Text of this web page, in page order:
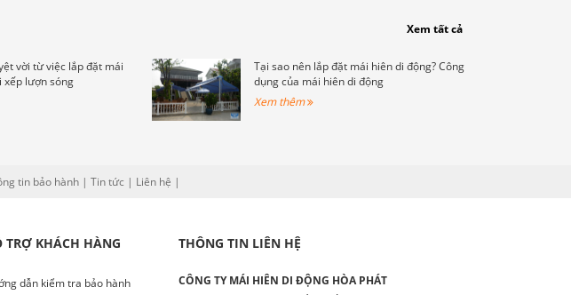
Xem tất cả
vời từ việc lắp đặt mái
xếp lượn sóng
Tại sao nên lắp đặt mái hiên di động? Công
dụng của mái hiên di động
Xem thêm
tin bảo hành| Tin tức | Liên hệ |
TRỢ KHÁCH HÀNG
dẫn kiểm tra bảo hành
THÔNG TIN LIÊN HỆ
CÔNG TY MÁI HIÊN DI ĐỘNG HÒA PHÁT